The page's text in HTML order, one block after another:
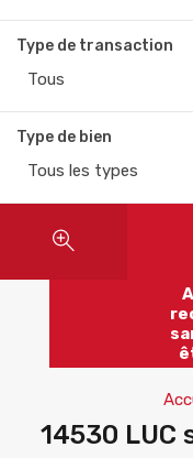
Type de transaction
Tous
Type de bien
Tous les types
14530 LUC